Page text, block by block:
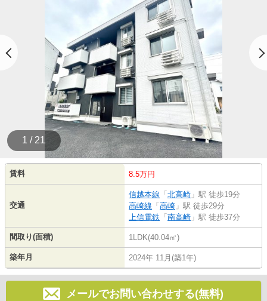
1 / 21
賃料 8.5万円
交通
信越本線 「 北高崎 」駅 徒歩19分
高崎線 「 高崎 」駅 徒歩29分
上信電鉄 「 南高崎 」駅 徒歩37分
間取り(面積) 1LDK(40.04㎡)
築年月 2024年 11月(築1年)
メールでお問い合わせする(無料)